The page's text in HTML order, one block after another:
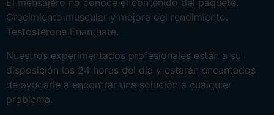
El mensajero no conoce el contenido del paquete.
Crecimiento muscular y mejora del rendimiento.
Testosterone Enanthate.
Nuestros experimentados profesionales están a su
disposición las 24 horas del día y estarán encantados
de ayudarle a encontrar una solución a cualquier
problema.